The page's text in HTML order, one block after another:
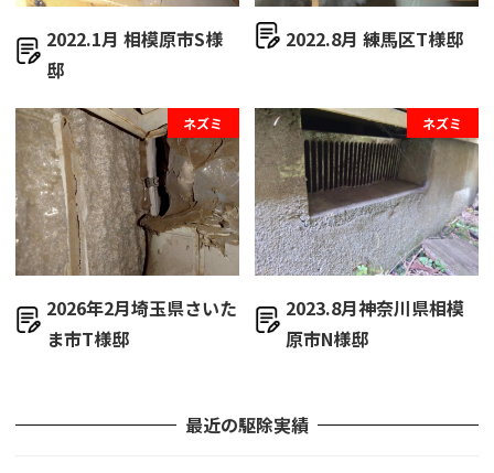
2022.1月 相模原市S様
邸
2022.8月 練馬区T様邸
ネズミ
2026年2月埼玉県さいた
ま市T様邸
ネズミ
2023.8月神奈川県相模
原市N様邸
最近の駆除実績